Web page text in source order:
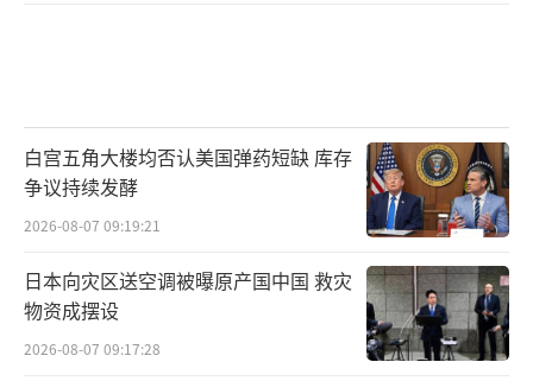
白宫五角大楼均否认美国弹药短缺 库存
争议持续发酵
2026-08-07 09:19:21
日本向灾区送空调被曝原产国中国 救灾
物资成摆设
2026-08-07 09:17:28